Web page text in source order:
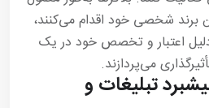
برند شخصی خود اقدام می‌کنند،
اعتبار و تخصص خود در یک
می‌پردازند.
تبلیغات و